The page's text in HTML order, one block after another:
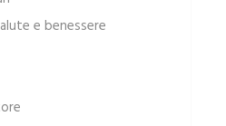
e benessere